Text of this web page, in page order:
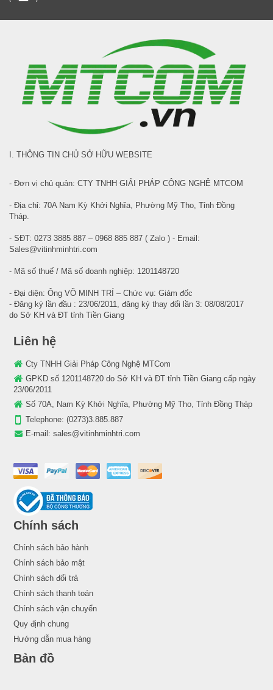
I. THÔNG TIN CHỦ SỞ HỮU WEBSITE
- Đơn vị chủ quản: CTY TNHH GIẢI PHÁP CÔNG NGHỆ MTCOM
- Địa chỉ: 70A Nam Kỳ Khởi Nghĩa, Phường Mỹ Tho, Tỉnh Đồng
Tháp.
- SĐT: 0273 3885 887 – 0968 885 887 ( Zalo ) - Email:
Sales@vitinhminhtri.com
- Mã số thuế / Mã số doanh nghiệp: 1201148720
- Đại diện: Ông VÕ MINH TRÍ – Chức vụ: Giám đốc
- Đăng ký lần đầu : 23/06/2011, đăng ký thay đổi lần 3: 08/08/2017
do Sở KH và ĐT tỉnh Tiền Giang
Liên hệ
Cty TNHH Giải Pháp Công Nghệ MTCom
GPKD số 1201148720 do Sở KH và ĐT tỉnh Tiền Giang cấp ngày
23/06/2011
Số 70A, Nam Kỳ Khởi Nghĩa, Phường Mỹ Tho, Tỉnh Đồng Tháp
Telephone: (0273)3.885.887
E-mail: sales@vitinhminhtri.com
Chính sách
Chính sách bảo hành
Chính sách bảo mật
Chính sách đổi trả
Chính sách thanh toán
Chính sách vận chuyển
Quy định chung
Hướng dẫn mua hàng
Bản đồ